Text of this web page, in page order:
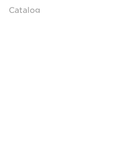
Catalog